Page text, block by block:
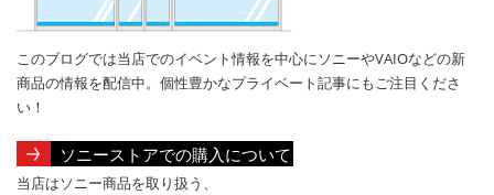
このブログでは当店でのイベント情報を中心にソニーやVAIOなどの新
商品の情報を配信中。個性豊かなプライベート記事にもご注目くださ
い！
ソニーストアでの購入について
当店はソニー商品を取り扱う、